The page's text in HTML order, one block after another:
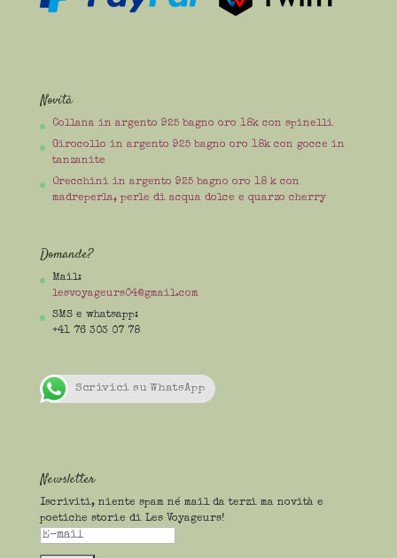
Novità
Collana in argento 925 bagno oro 18k con spinelli
Girocollo in argento 925 bagno oro 18k con gocce in
tanzanite
Orecchini in argento 925 bagno oro 18 k con
madreperla, perle di acqua dolce e quarzo cherry
Domande?
Mail:
lesvoyageurs04@gmail.com
SMS e whatsapp:
+41 76 303 07 78
Scrivici su WhatsApp
Newsletter
Iscriviti, niente spam né mail da terzi ma novità e
poetiche storie di Les Voyageurs!